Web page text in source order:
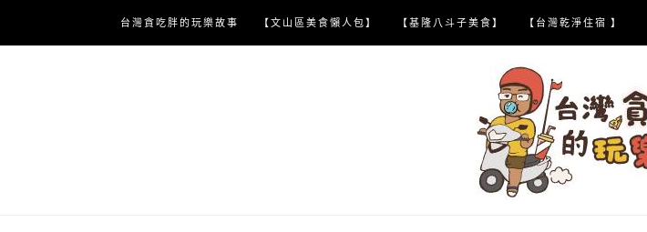
content
台灣貪吃胖的玩樂故事 【文山區美食懶人包】 【基隆八斗子美食】 【台灣乾淨住宿 】